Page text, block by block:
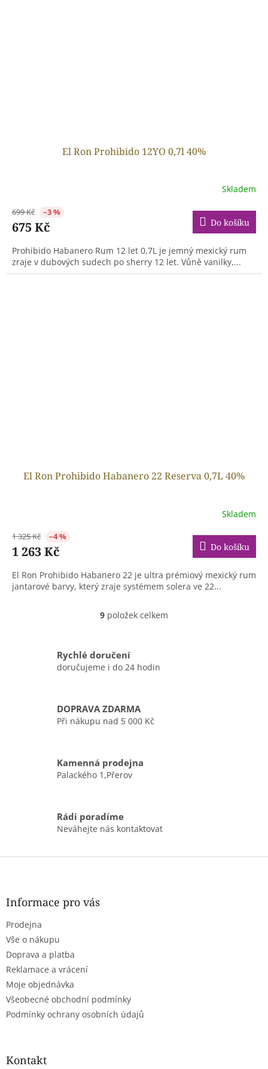
El Ron Prohibido 12YO 0,7l 40%
Skladem
699 Kč –3 %
675 Kč Do košíku
Prohibido Habanero Rum 12 let 0,7L je jemný mexický rum
zraje v dubových sudech po sherry 12 let. Vůně vanilky,...
El Ron Prohibido Habanero 22 Reserva 0,7L 40%
Skladem
1 325 Kč –4 %
1 263 Kč Do košíku
El Ron Prohibido Habanero 22 je ultra prémiový mexický rum
jantarové barvy, který zraje systémem solera ve 22...
O
d
p
r
v
u
9 položek celkem
Rychlé doručení
doručujeme i do 24 hodin
DOPRAVA ZDARMA
Při nákupu nad 5 000 Kč
Kamenná prodejna
Palackého 1,Přerov
Rádi poradíme
Neváhejte nás kontaktovat
Z
Informace pro vás
Prodejna
Vše o nákupu
Doprava a platba
Reklamace a vrácení
Moje objednávka
Všeobecné obchodní podmínky
Podmínky ochrany osobních údajů
Kontakt